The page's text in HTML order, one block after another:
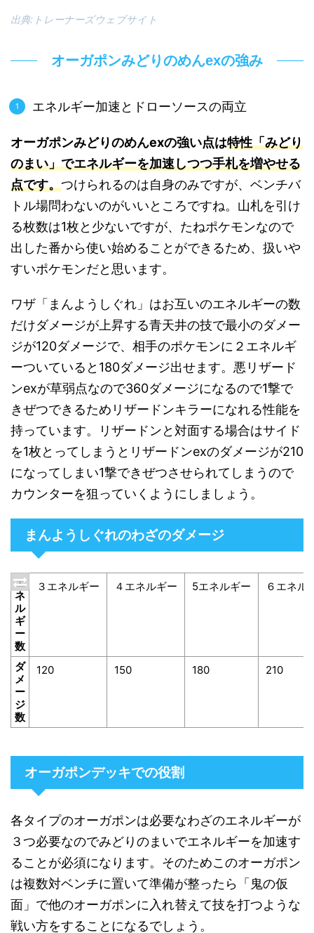
出典:トレーナーズウェブサイト
オーガポンみどりのめんexの強み
エネルギー加速とドローソースの両立
オーガポンみどりのめんexの強い点は特性「みどり
のまい」でエネルギーを加速しつつ手札を増やせる
点です。つけられるのは自身のみですが、ベンチバ
トル場問わないのがいいところですね。山札を引け
る枚数は1枚と少ないですが、たねポケモンなので
出した番から使い始めることができるため、扱いや
すいポケモンだと思います。
ワザ「まんようしぐれ」はお互いのエネルギーの数
だけダメージが上昇する青天井の技で最小のダメー
ジが120ダメージで、相手のポケモンに２エネルギ
ーついていると180ダメージ出せます。悪リザード
ンexが草弱点なので360ダメージになるので1撃で
きぜつできるためリザードンキラーになれる性能を
持っています。リザードンと対面する場合はサイド
を1枚とってしまうとリザードンexのダメージが210
になってしまい1撃できぜつさせられてしまうので
カウンターを狙っていくようにしましょう。
まんようしぐれのわざのダメージ
エ
ネ
ル
ギ
ー
数
３エネルギー ４エネルギー 5エネルギー ６エネル
ダ
メ
ー
ジ
数
120 150 180 210
オーガポンデッキでの役割
各タイプのオーガポンは必要なわざのエネルギーが
３つ必要なのでみどりのまいでエネルギーを加速す
ることが必須になります。そのためこのオーガポン
は複数対ベンチに置いて準備が整ったら「鬼の仮
面」で他のオーガポンに入れ替えて技を打つような
戦い方をすることになるでしょう。